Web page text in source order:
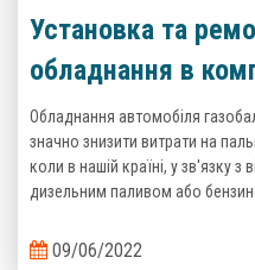
Установка та
обладнання в
Обладнання автомобіля
значно знизити витрати на
коли в нашій країні, у зв'язку
дизельним паливом або
09/06/2022